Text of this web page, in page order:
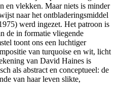
en vlekken. Maar niets is minder
naar het ontbladeringsmiddel
werd ingezet. Het patroon is
de in formatie vliegende
toont ons een luchtiger
van turquoise en wit, licht
van David Haines is
als abstract en conceptueel: de
van haar leven slikte,